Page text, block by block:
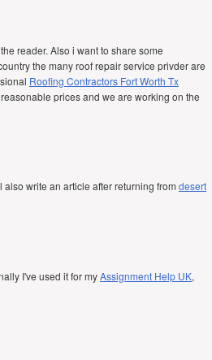
reader. Also i want to share some
the many roof repair service privder are
Roofing Contractors Fort Worth Tx
prices and we are working on the
write an article after returning from desert
I've used it for myAssignment Help UK,